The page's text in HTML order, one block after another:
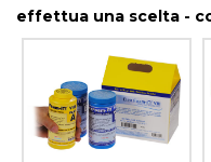
effettua una scelta -